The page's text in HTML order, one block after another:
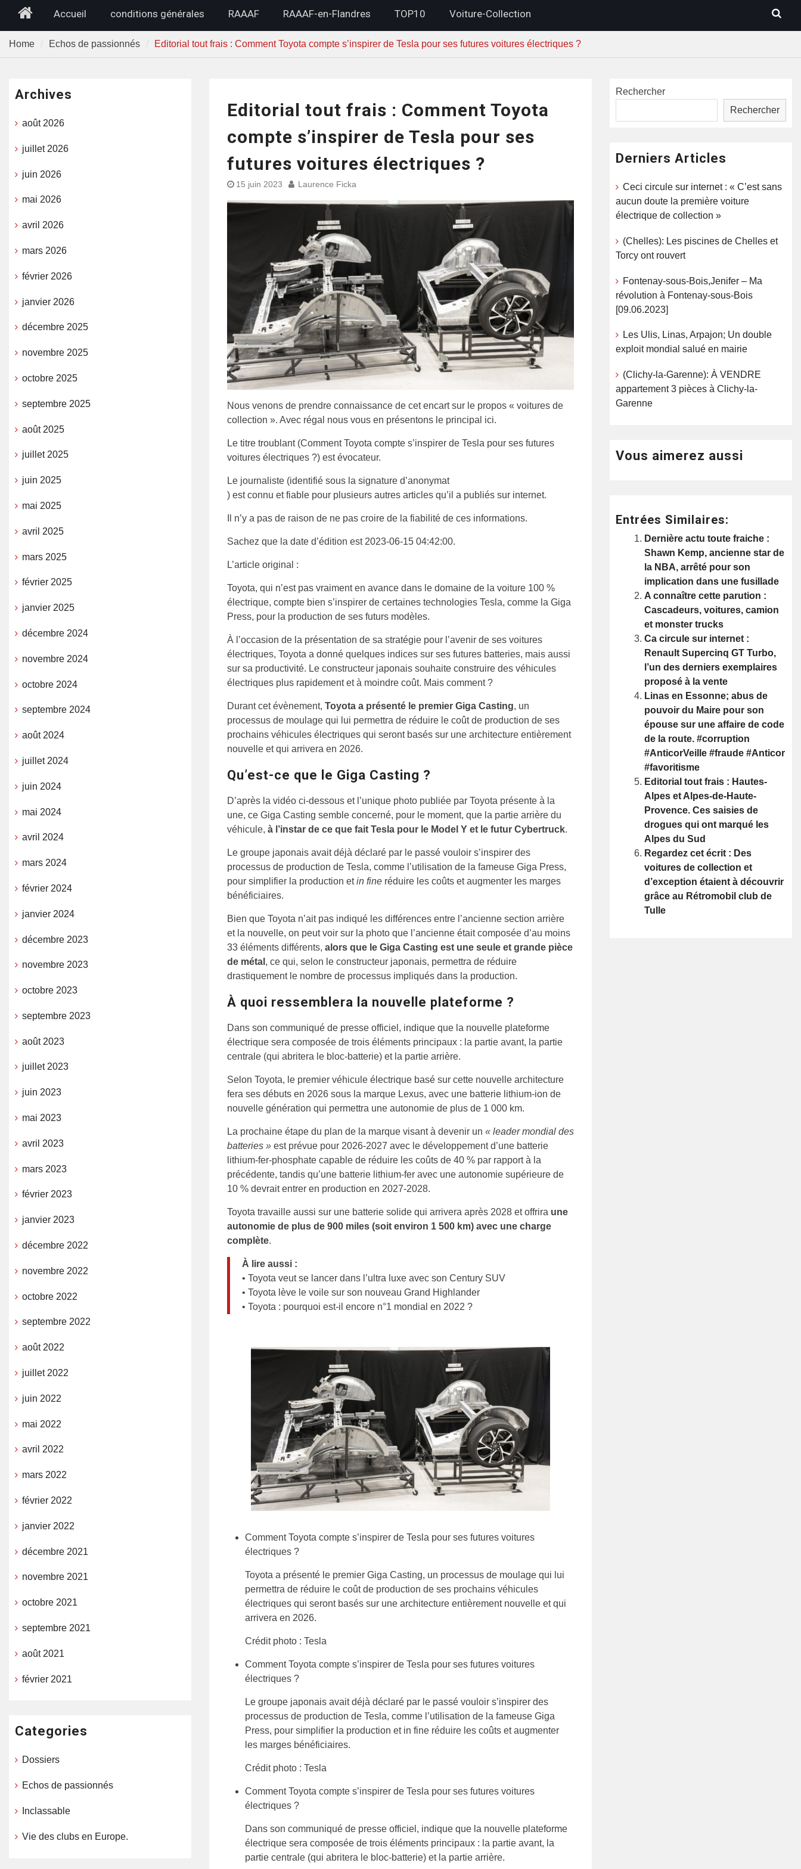
HomeAccueil conditions générales RAAAF RAAAF-en-Flandres TOP10 Voiture-Collection
Home Echos de passionnés Editorial tout frais : Comment Toyota compte s’inspirer de Tesla pour ses futures voitures électriques ?
Editorial tout frais : Comment Toyota
compte s’inspirer de Tesla pour ses
futures voitures électriques ?
15 juin 2023 Laurence Ficka
Nous venons de prendre connaissance de cet encart sur le propos « voitures de
collection ». Avec régal nous vous en présentons le principal ici.
Le titre troublant (Comment Toyota compte s’inspirer de Tesla pour ses futures
voitures électriques ?) est évocateur.
Le journaliste (identifié sous la signature d’anonymat
) est connu et fiable pour plusieurs autres articles qu’il a publiés sur internet.
Il n’y a pas de raison de ne pas croire de la fiabilité de ces informations.
Sachez que la date d’édition est 2023-06-15 04:42:00.
L’article original :
Toyota, qui n’est pas vraiment en avance dans le domaine de la voiture 100 %
électrique, compte bien s’inspirer de certaines technologies Tesla, comme la Giga
Press, pour la production de ses futurs modèles.
À l’occasion de la présentation de sa stratégie pour l’avenir de ses voitures
électriques, Toyota a donné quelques indices sur ses futures batteries, mais aussi
sur sa productivité. Le constructeur japonais souhaite construire des véhicules
électriques plus rapidement et à moindre coût. Mais comment ?
Durant cet évènement, Toyota a présenté le premier Giga Casting, un
processus de moulage qui lui permettra de réduire le coût de production de ses
prochains véhicules électriques qui seront basés sur une architecture entièrement
nouvelle et qui arrivera en 2026.
Qu’est-ce que le Giga Casting ?
D’après la vidéo ci-dessous et l’unique photo publiée par Toyota présente à la
une, ce Giga Casting semble concerné, pour le moment, que la partie arrière du
véhicule, à l’instar de ce que fait Tesla pour le Model Y et le futur Cybertruck.
Le groupe japonais avait déjà déclaré par le passé vouloir s’inspirer des
processus de production de Tesla, comme l’utilisation de la fameuse Giga Press,
pour simplifier la production etin fine réduire les coûts et augmenter les marges
bénéficiaires.
Bien que Toyota n’ait pas indiqué les différences entre l’ancienne section arrière
et la nouvelle, on peut voir sur la photo que l’ancienne était composée d’au moins
33 éléments différents, alors que le Giga Casting est une seule et grande pièce
de métal , ce qui, selon le constructeur japonais, permettra de réduire
drastiquement le nombre de processus impliqués dans la production.
À quoi ressemblera la nouvelle plateforme ?
Dans son communiqué de presse officiel, indique que la nouvelle plateforme
électrique sera composée de trois éléments principaux : la partie avant, la partie
centrale (qui abritera le bloc-batterie) et la partie arrière.
Selon Toyota, le premier véhicule électrique basé sur cette nouvelle architecture
fera ses débuts en 2026 sous la marque Lexus, avec une batterie lithium-ion de
nouvelle génération qui permettra une autonomie de plus de 1 000 km.
La prochaine étape du plan de la marque visant à devenir un « leader mondial des
batteries » est prévue pour 2026-2027 avec le développement d’une batterie
lithium-fer-phosphate capable de réduire les coûts de 40 % par rapport à la
précédente, tandis qu’une batterie lithium-fer avec une autonomie supérieure de
10 % devrait entrer en production en 2027-2028.
Toyota travaille aussi sur une batterie solide qui arrivera après 2028 et offrira une
autonomie de plus de 900 miles (soit environ 1 500 km) avec une charge
complète.
À lire aussi :
• Toyota veut se lancer dans l’ultra luxe avec son Century SUV
• Toyota lève le voile sur son nouveau Grand Highlander
• Toyota : pourquoi est-il encore n°1 mondial en 2022 ?
Comment Toyota compte s’inspirer de Tesla pour ses futures voitures
électriques ?
Toyota a présenté le premier Giga Casting, un processus de moulage qui lui
permettra de réduire le coût de production de ses prochains véhicules
électriques qui seront basés sur une architecture entièrement nouvelle et qui
arrivera en 2026.
Crédit photo : Tesla
Comment Toyota compte s’inspirer de Tesla pour ses futures voitures
électriques ?
Le groupe japonais avait déjà déclaré par le passé vouloir s’inspirer des
processus de production de Tesla, comme l’utilisation de la fameuse Giga
Press, pour simplifier la production et in fine réduire les coûts et augmenter
les marges bénéficiaires.
Crédit photo : Tesla
Comment Toyota compte s’inspirer de Tesla pour ses futures voitures
électriques ?
Dans son communiqué de presse officiel, indique que la nouvelle plateforme
électrique sera composée de trois éléments principaux : la partie avant, la
partie centrale (qui abritera le bloc-batterie) et la partie arrière.
Rechercher
Rechercher
Derniers Articles
Ceci circule sur internet : « C’est sans
aucun doute la première voiture
électrique de collection »
(Chelles): Les piscines de Chelles et
Torcy ont rouvert
Fontenay-sous-Bois,Jenifer – Ma
révolution à Fontenay-sous-Bois
[09.06.2023]
Les Ulis, Linas, Arpajon; Un double
exploit mondial salué en mairie
(Clichy-la-Garenne): À VENDRE
appartement 3 pièces à Clichy-la-
Garenne
Vous aimerez aussi
Entrées Similaires:
Dernière actu toute fraiche :
Shawn Kemp, ancienne star de
la NBA, arrêté pour son
implication dans une fusillade
A connaître cette parution :
Cascadeurs, voitures, camion
et monster trucks
Ca circule sur internet :
Renault Supercinq GT Turbo,
l’un des derniers exemplaires
proposé à la vente
Linas en Essonne; abus de
pouvoir du Maire pour son
épouse sur une affaire de code
de la route. #corruption
#AnticorVeille #fraude #Anticor
#favoritisme
Editorial tout frais : Hautes-
Alpes et Alpes-de-Haute-
Provence. Ces saisies de
drogues qui ont marqué les
Alpes du Sud
Regardez cet écrit : Des
voitures de collection et
d’exception étaient à découvrir
grâce au Rétromobil club de
Tulle
Archives
août 2026
juillet 2026
juin 2026
mai 2026
avril 2026
mars 2026
février 2026
janvier 2026
décembre 2025
novembre 2025
octobre 2025
septembre 2025
août 2025
juillet 2025
juin 2025
mai 2025
avril 2025
mars 2025
février 2025
janvier 2025
décembre 2024
novembre 2024
octobre 2024
septembre 2024
août 2024
juillet 2024
juin 2024
mai 2024
avril 2024
mars 2024
février 2024
janvier 2024
décembre 2023
novembre 2023
octobre 2023
septembre 2023
août 2023
juillet 2023
juin 2023
mai 2023
avril 2023
mars 2023
février 2023
janvier 2023
décembre 2022
novembre 2022
octobre 2022
septembre 2022
août 2022
juillet 2022
juin 2022
mai 2022
avril 2022
mars 2022
février 2022
janvier 2022
décembre 2021
novembre 2021
octobre 2021
septembre 2021
août 2021
février 2021
Categories
Dossiers
Echos de passionnés
Inclassable
Vie des clubs en Europe.